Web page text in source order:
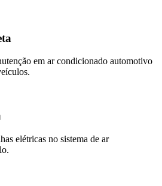
em ar condicionado automotivo
elétricas no sistema de ar